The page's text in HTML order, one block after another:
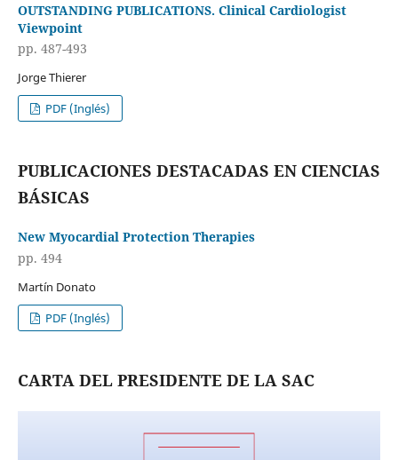
OUTSTANDING PUBLICATIONS. Clinical Cardiologist
Viewpoint
pp. 487-493
Jorge Thierer
PDF (Inglés)
PUBLICACIONES DESTACADAS EN CIENCIAS
BÁSICAS
New Myocardial Protection Therapies
pp. 494
Martín Donato
PDF (Inglés)
CARTA DEL PRESIDENTE DE LA SAC